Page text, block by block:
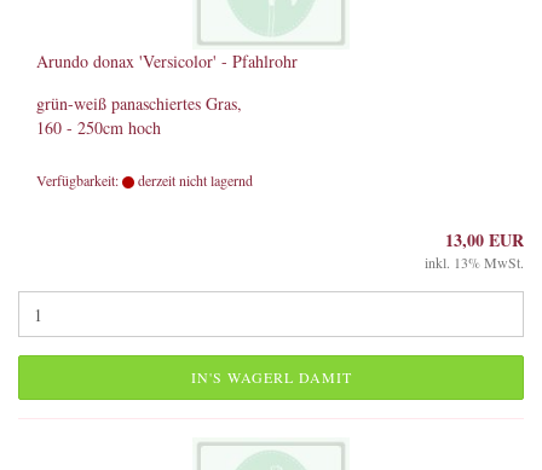
Arundo donax 'Versicolor' - Pfahlrohr
grün-weiß panaschiertes Gras,
160 - 250cm hoch
Verfügbarkeit: derzeit nicht lagernd
13,00 EUR
inkl. 13% MwSt.
IN'S WAGERL DAMIT